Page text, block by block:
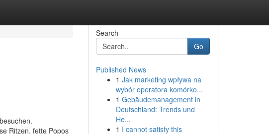
Ritzen, fette Popos
Search
Go
Published News
1 Jak marketing wpływa na
wybór operatora komórko...
1 Gebäudemanagement in
Deutschland: Trends und
He...
1 I cannot satisfy this